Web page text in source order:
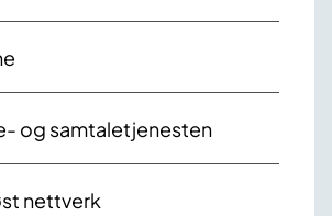
og samtaletjenesten
nettverk